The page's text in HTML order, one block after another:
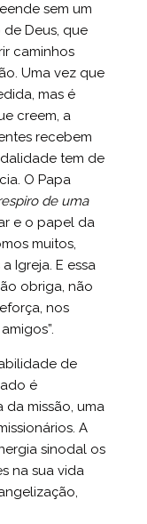
sem um
Deus, que
caminhos
Uma vez que
mas é
creem, a
recebem
tem de
O Papa
de uma
e o papel da
muitos,
Igreja. E essa
obriga, não
nos
de
é
missão, uma
A
sinodal os
na sua vida